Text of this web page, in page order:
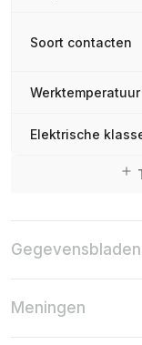
Soort contacten
Werktemperatuur
Elektrische
Gegevensbladen
Meningen